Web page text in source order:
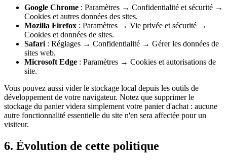
Google Chrome : Paramètres → Confidentialité et sécurité →
Cookies et autres données des sites.
Mozilla Firefox : Paramètres → Vie privée et sécurité →
Cookies et données de sites.
Safari : Réglages → Confidentialité → Gérer les données de
sites web.
Microsoft Edge : Paramètres → Cookies et autorisations de
site.
Vous pouvez aussi vider le stockage local depuis les outils de
développement de votre navigateur. Notez que supprimer le
stockage du panier videra simplement votre panier d'achat : aucune
autre fonctionnalité essentielle du site n'en sera affectée pour un
visiteur.
6. Évolution de cette politique